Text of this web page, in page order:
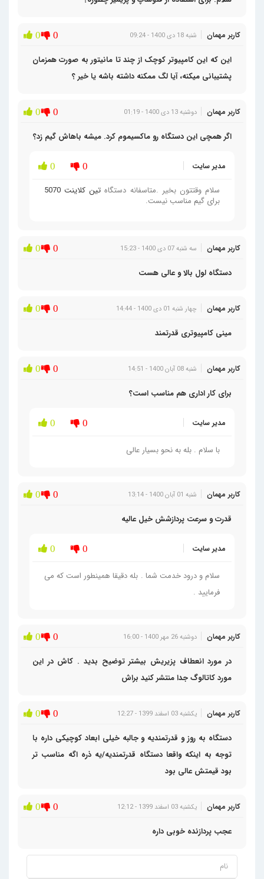
کاربر مهمان شنبه 18 دی 1400 - 09:24 0 0
این که این کامپیوتر کوچک از چند تا مانیتور به صورت همزمان
پشتیبانی میکنه، آیا لگ ممکنه داشته باشه یا خیر ؟
کاربر مهمان دوشنبه 13 دی 1400 - 01:19 0 0
اگر همچی این دستگاه رو ماکسیموم کرد. میشه باهاش گیم زد؟
مدیر سایت 0 0
سلام وقتتون بخیر .متاسفانه دستگاه تین کلاینت 5070
برای گیم مناسب نیست.
کاربر مهمان سه شنبه 07 دی 1400 - 15:23 0 0
دستگاه لول بالا و عالی هست
کاربر مهمان چهار شنبه 01 دی 1400 - 14:44 0 0
مینی کامپیوتری قدرتمند
کاربر مهمان شنبه 08 آبان 1400 - 14:51 0 0
برای کار اداری هم مناسب است؟
مدیر سایت 0 0
با سلام . بله به نحو بسیار عالی
کاربر مهمان شنبه 01 آبان 1400 - 13:14 0 0
قدرت و سرعت پردازشش خیل عالیه
مدیر سایت 0 0
سلام و درود خدمت شما . بله دقیقا همینطور است که می
فرمایید .
کاربر مهمان دوشنبه 26 مهر 1400 - 16:00 0 0
در مورد انعطاف پزیریش بیشتر توضیح بدید . کاش در این
مورد کاتالوگ جدا منتشر کنید براش
کاربر مهمان یکشنبه 03 اسفند 1399 - 12:27 0 0
دستگاه به روز و قدرتمندیه و جالبه خیلی ابعاد کوچیکی داره با
توجه به اینکه واقعا دستگاه قدرتمندیه/یه ذره اگه مناسب تر
بود قیمتش عالی بود
کاربر مهمان یکشنبه 03 اسفند 1399 - 12:12 0 0
عجب پردازنده خوبی داره